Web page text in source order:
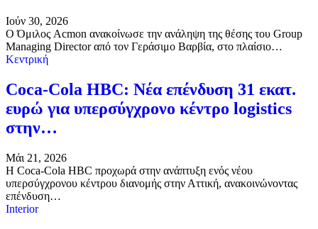
Ιούν 30, 2026
Ο Όμιλος Acmon ανακοίνωσε την ανάληψη της θέσης του Group
Managing Director από τον Γεράσιμο Βαρβία, στο πλαίσιο…
Κεντρική
Coca-Cola HBC: Νέα επένδυση 31 εκατ.
ευρώ για υπερσύγχρονο κέντρο logistics
στην…
Μάι 21, 2026
Η Coca-Cola HBC προχωρά στην ανάπτυξη ενός νέου
υπερσύγχρονου κέντρου διανομής στην Αττική, ανακοινώνοντας
επένδυση…
Interior